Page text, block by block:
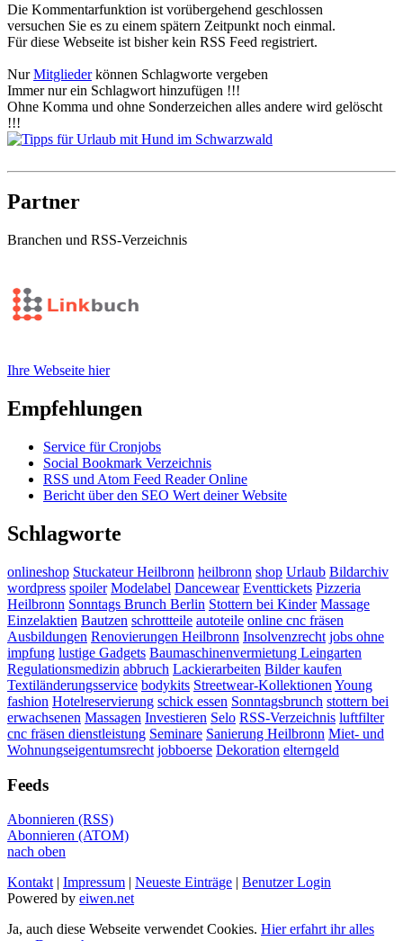
Die Kommentarfunktion ist vorübergehend geschlossen
versuchen Sie es zu einem spätern Zeitpunkt noch einmal.
Für diese Webseite ist bisher kein RSS Feed registriert.
NurMitgliederkönnen Schlagworte vergeben
Immer nur ein Schlagwort hinzufügen !!!
Ohne Komma und ohne Sonderzeichen alles andere wird gelöscht
!!!
Partner
Branchen und RSS-Verzeichnis
Ihre Webseite hier
Empfehlungen
Service für Cronjobs
Social Bookmark Verzeichnis
RSS und Atom Feed Reader Online
Bericht über den SEO Wert deiner Website
Schlagworte
onlineshop Stuckateur Heilbronn heilbronn shop Urlaub Bildarchiv
wordpress spoiler Modelabel Dancewear Eventtickets Pizzeria
Heilbronn Sonntags Brunch Berlin Stottern bei Kinder Massage
Einzelaktien Bautzen schrottteile autoteile online cnc fräsen
Ausbildungen Renovierungen Heilbronn Insolvenzrecht jobs ohne
impfung lustige Gadgets Baumaschinenvermietung Leingarten
Regulationsmedizin abbruch Lackierarbeiten Bilder kaufen
Textiländerungsservice bodykits Streetwear-Kollektionen Young
fashion Hotelreservierung schick essen Sonntagsbrunch stottern bei
erwachsenen Massagen Investieren Selo RSS-Verzeichnis luftfilter
cnc fräsen dienstleistung Seminare Sanierung Heilbronn Miet- und
Wohnungseigentumsrecht jobboerse Dekoration elterngeld
Feeds
Abonnieren (RSS)
Abonnieren (ATOM)
nach oben
Kontakt | Impressum | Neueste Einträge | Benutzer Login
Powered by eiwen.net
Ja, auch diese Webseite verwendet Cookies. Hier erfahrt ihr alles